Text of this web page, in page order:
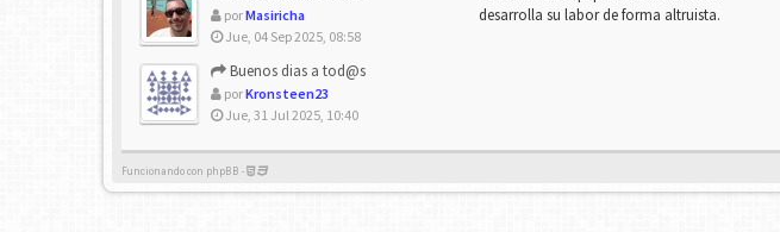
porMasiricha
Jue, 04 Sep 2025, 08:58
Buenos dias a tod@s
porKronsteen23
Jue, 31 Jul 2025, 10:40
desarrolla su labor de forma altruista.
Funcionando con phpBB -